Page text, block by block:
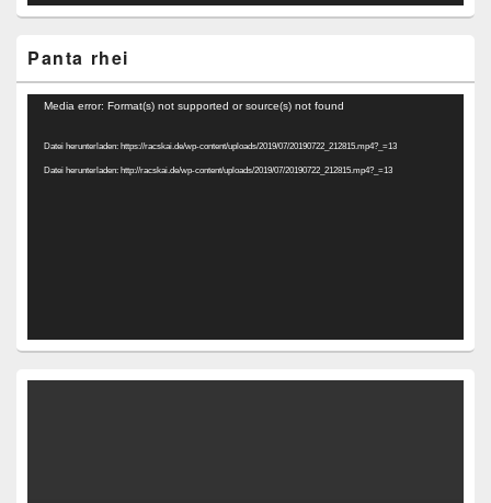
Panta rhei
Video-
Media error: Format(s) not supported or source(s) not found
Datei herunterladen: https://racskai.de/wp-content/uploads/2019/07/20190722_212815.mp4?_=13
Datei herunterladen: http://racskai.de/wp-content/uploads/2019/07/20190722_212815.mp4?_=13